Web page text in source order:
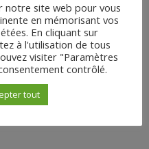
surQu’importe si les bêtes
par Claire Diao
Zombies
notre site web pour vous
en mémorisant vos
En cliquant sur
à l'utilisation de tous
visiter "Paramètres
contrôlé.
tout